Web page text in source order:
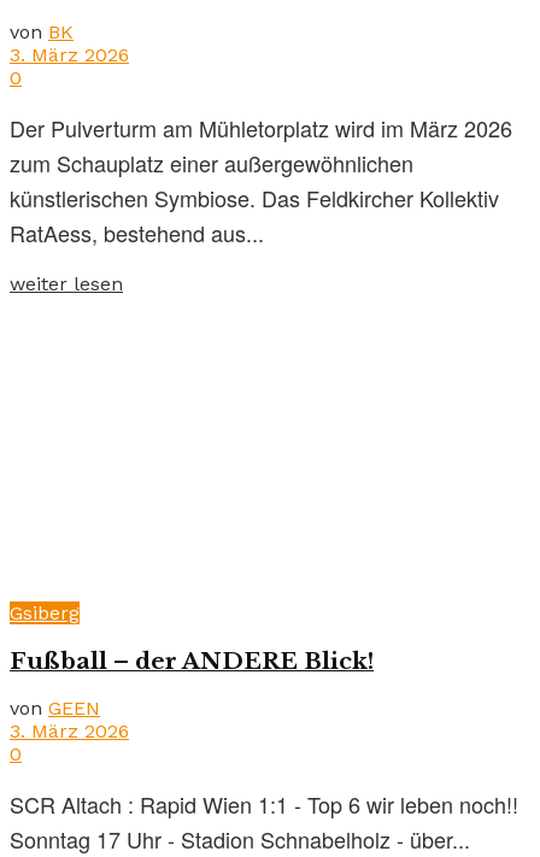
von BK
3. März 2026
0
Der Pulverturm am Mühletorplatz wird im März 2026
zum Schauplatz einer außergewöhnlichen
künstlerischen Symbiose. Das Feldkircher Kollektiv
RatAess, bestehend aus...
weiter lesen
Gsiberg
Fußball – der ANDERE Blick!
von GEEN
3. März 2026
0
SCR Altach : Rapid Wien 1:1 - Top 6 wir leben noch!!
Sonntag 17 Uhr - Stadion Schnabelholz - über...